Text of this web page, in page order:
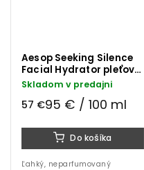
Aesop Seeking Silence
Facial Hydrator pleťové
mlieko 60 ml
Skladom v predajni
57 €95 € / 100 ml
Do košíka
Ľahký, neparfumovaný